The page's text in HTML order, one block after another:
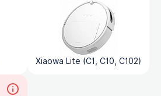
Xiaowa Lite (C1, C10, C102)